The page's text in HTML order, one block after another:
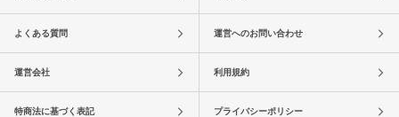
よくある質問 運営へのお問い合わせ
運営会社 利用規約
特商法に基づく表記 プライバシーポリシー